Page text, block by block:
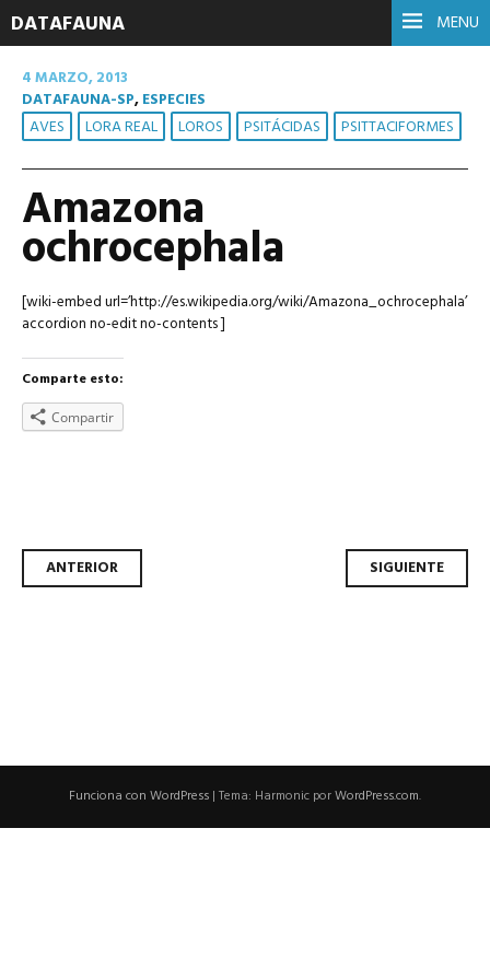
MENU
DATAFAUNA
4 MARZO, 2013
DATAFAUNA-SP,ESPECIES
AVES LORA REAL LOROS PSITÁCIDAS PSITTACIFORMES
Amazona
ochrocephala
[wiki-embed url=’http://es.wikipedia.org/wiki/Amazona_ochrocephala’
accordion no-edit no-contents ]
Comparte esto:
Compartir
Navegador
ANTERIOR SIGUIENTE
Funciona con WordPress | Tema: Harmonic porWordPress.com.